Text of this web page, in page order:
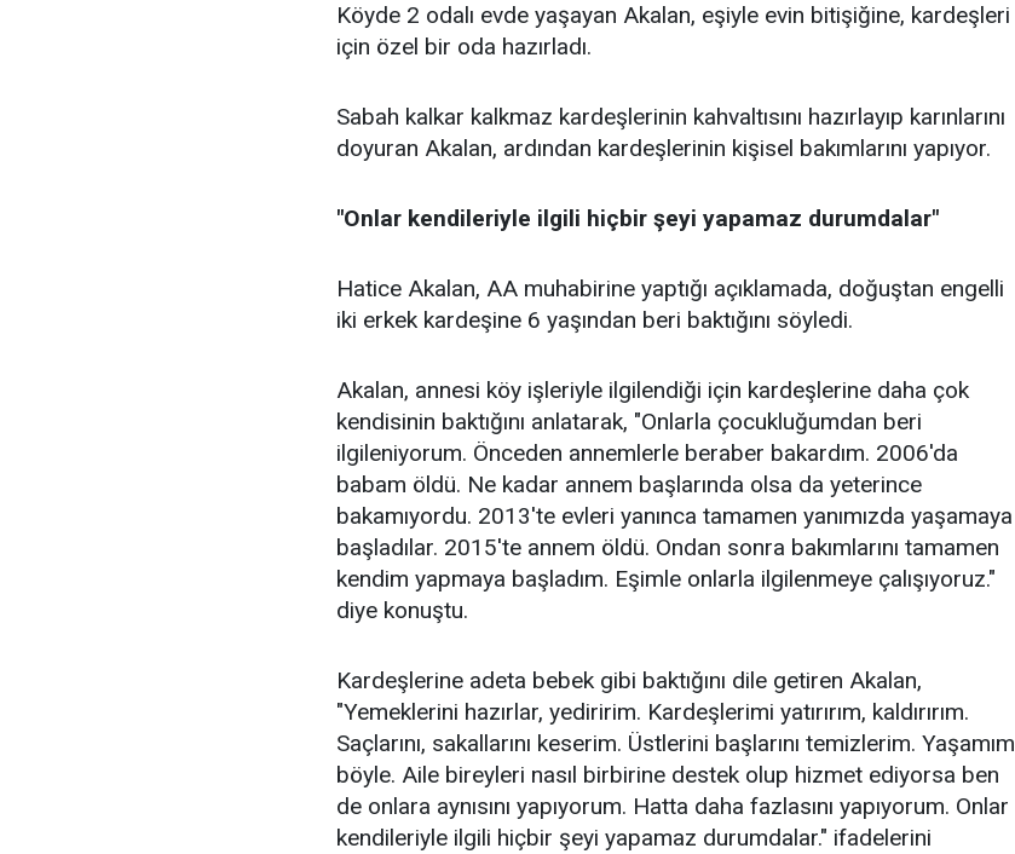
Köyde 2 odalı evde yaşayan Akalan, eşiyle evin bitişiğine, kardeşleri
için özel bir oda hazırladı.
Sabah kalkar kalkmaz kardeşlerinin kahvaltısını hazırlayıp karınlarını
doyuran Akalan, ardından kardeşlerinin kişisel bakımlarını yapıyor.
"Onlar kendileriyle ilgili hiçbir şeyi yapamaz durumdalar"
Hatice Akalan, AA muhabirine yaptığı açıklamada, doğuştan engelli
iki erkek kardeşine 6 yaşından beri baktığını söyledi.
Akalan, annesi köy işleriyle ilgilendiği için kardeşlerine daha çok
kendisinin baktığını anlatarak, "Onlarla çocukluğumdan beri
ilgileniyorum. Önceden annemlerle beraber bakardım. 2006'da
babam öldü. Ne kadar annem başlarında olsa da yeterince
bakamıyordu. 2013'te evleri yanınca tamamen yanımızda yaşamaya
başladılar. 2015'te annem öldü. Ondan sonra bakımlarını tamamen
kendim yapmaya başladım. Eşimle onlarla ilgilenmeye çalışıyoruz."
diye konuştu.
Kardeşlerine adeta bebek gibi baktığını dile getiren Akalan,
"Yemeklerini hazırlar, yediririm. Kardeşlerimi yatırırım, kaldırırım.
Saçlarını, sakallarını keserim. Üstlerini başlarını temizlerim. Yaşamım
böyle. Aile bireyleri nasıl birbirine destek olup hizmet ediyorsa ben
de onlara aynısını yapıyorum. Hatta daha fazlasını yapıyorum. Onlar
kendileriyle ilgili hiçbir şeyi yapamaz durumdalar." ifadelerini